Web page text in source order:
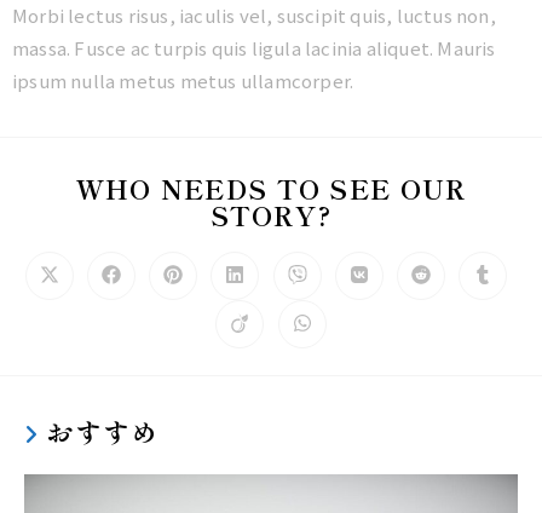
Morbi lectus risus, iaculis vel, suscipit quis, luctus non,
massa. Fusce ac turpis quis ligula lacinia aliquet. Mauris
ipsum nulla metus metus ullamcorper.
WHO NEEDS TO SEE OUR
STORY?
おすすめ